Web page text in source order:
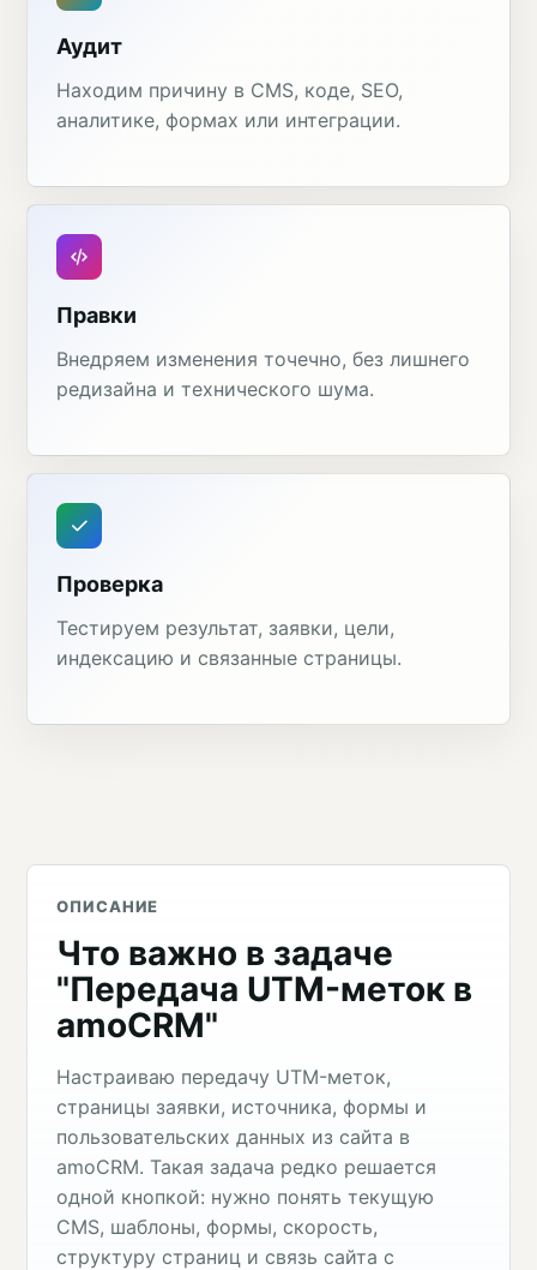
Аудит
Находим причину в CMS, коде, SEO,
аналитике, формах или интеграции.
Правки
Внедряем изменения точечно, без лишнего
редизайна и технического шума.
Проверка
Тестируем результат, заявки, цели,
индексацию и связанные страницы.
ОПИСАНИЕ
Что важно в задаче
"Передача UTM-меток в
amoCRM"
Настраиваю передачу UTM-меток,
страницы заявки, источника, формы и
пользовательских данных из сайта в
amoCRM. Такая задача редко решается
одной кнопкой: нужно понять текущую
CMS, шаблоны, формы, скорость,
структуру страниц и связь сайта с